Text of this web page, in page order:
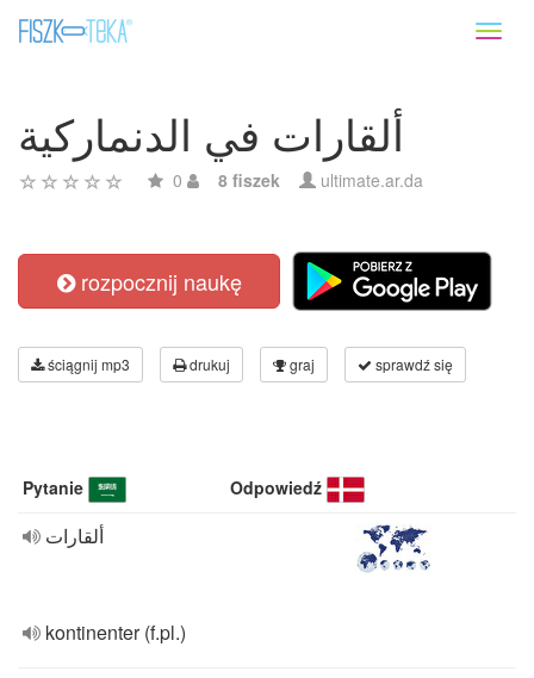
ألقارات في الدنماركية
0 8 fiszek ultimate.ar.da
rozpocznij naukę
ściągnij mp3 drukuj graj sprawdź się
Pytanie Odpowiedź
ألقارات
kontinenter (f.pl.)